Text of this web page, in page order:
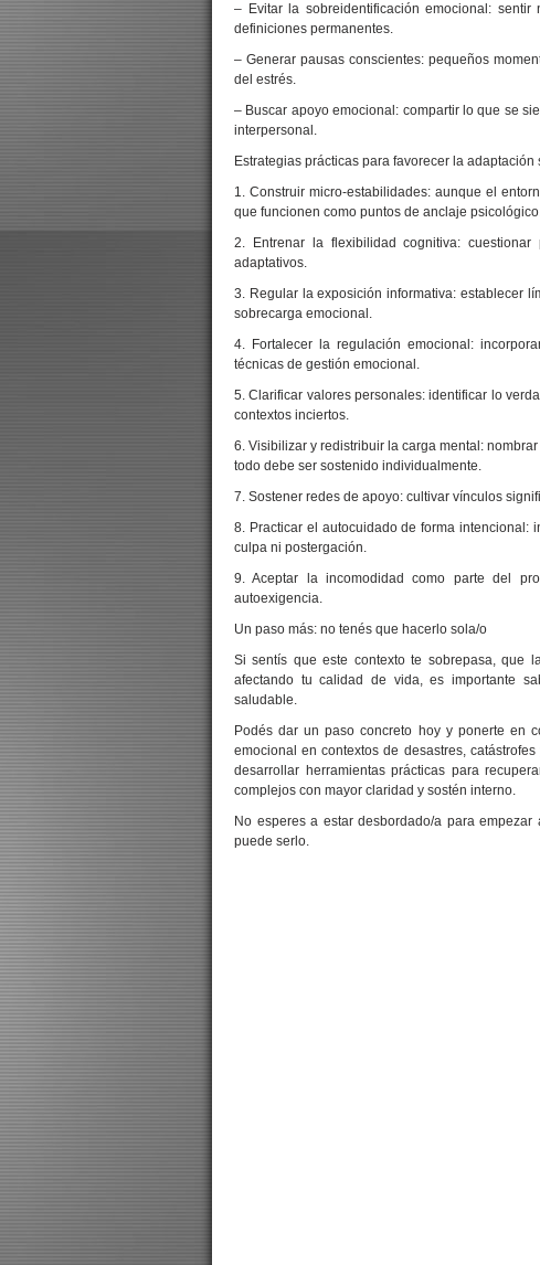
– Evitar la sobreidentificación emocional:
definiciones permanentes.
– Generar pausas conscientes: pequeños
del estrés.
– Buscar apoyo emocional: compartir lo que se
interpersonal.
Estrategias prácticas para favorecer la adaptación
1. Construir micro-estabilidades: aunque el
que funcionen como puntos de anclaje
2. Entrenar la flexibilidad cognitiva:
adaptativos.
3. Regular la exposición informativa: establecer
sobrecarga emocional.
4. Fortalecer la regulación emocional:
técnicas de gestión emocional.
5. Clarificar valores personales: identificar lo
contextos inciertos.
6. Visibilizar y redistribuir la carga mental:
todo debe ser sostenido individualmente.
7. Sostener redes de apoyo: cultivar vínculos
8. Practicar el autocuidado de forma intencional:
culpa ni postergación.
9. Aceptar la incomodidad como parte del
autoexigencia.
Un paso más: no tenés que hacerlo sola/o
Si sentís que este contexto te sobrepasa, que
afectando tu calidad de vida, es importante
saludable.
Podés dar un paso concreto hoy y ponerte en
emocional en contextos de desastres,
desarrollar herramientas prácticas para
complejos con mayor claridad y sostén interno.
No esperes a estar desbordado/a para
puede serlo.